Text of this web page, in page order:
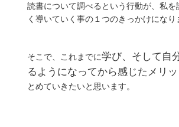
読書について調べるという行動が、私を
く導いていく事の１つのきっかけになり
そこで、これまでに学び、そして自
るようになってから感じたメリ
とめていきたいと思います。